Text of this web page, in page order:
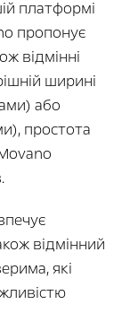
платформі
пропонує
відмінні
ширині
або
простота
відмінний
які